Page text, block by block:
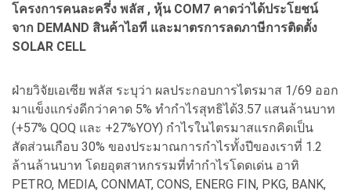
โครงการคนละครึ่ง พลัส , หุ้น COM7 คาดว่าได้ประโยชน์
จาก DEMAND สินค้าไอที และมาตรการลดภาษีการติดตั้ง
SOLAR CELL
ฝ่ายวิจัยเอเซีย พลัส ระบุว่า ผลประกอบการไตรมาส 1/69 ออก
มาแข็งแกร่งดีกว่าคาด 5% ทำกำไรสุทธิได้3.57 แสนล้านบาท
(+57% QOQ และ +27%YOY) กำไรในไตรมาสแรกคิดเป็น
สัดส่วนเกือบ 30% ของประมาณการกำไรทั้งปีของเราที่ 1.2
ล้านล้านบาท โดยอุตสาหกรรมที่ทำกำไรโดดเด่น อาทิ
PETRO, MEDIA, CONMAT, CONS, ENERG FIN, PKG, BANK,